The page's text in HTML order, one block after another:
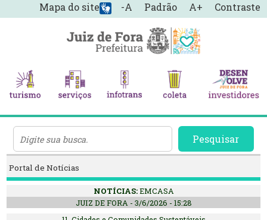
-A Padrão A+ Contraste
Mapa do site
Pesquisar
Portal de Notícias
NOTÍCIAS:EMCASA
JUIZ DE FORA - 3/6/2026 - 15:28